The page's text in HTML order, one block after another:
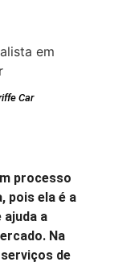
Car
processo
pois ela é a
ajuda a
Na
de